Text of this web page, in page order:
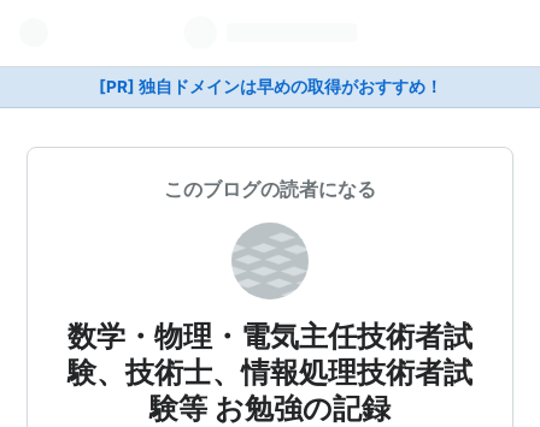
[PR] 独自ドメインは早めの取得がおすすめ！
このブログの読者になる
数学・物理・電気主任技術者試
験、技術士、情報処理技術者試
験等 お勉強の記録